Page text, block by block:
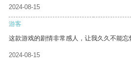
2024-08-15
游客
这款游戏的剧情非常感人，让我久久不能忘
2024-08-15